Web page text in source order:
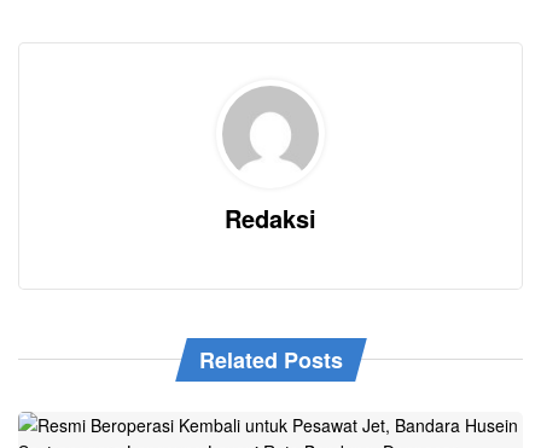
Redaksi
Related Posts